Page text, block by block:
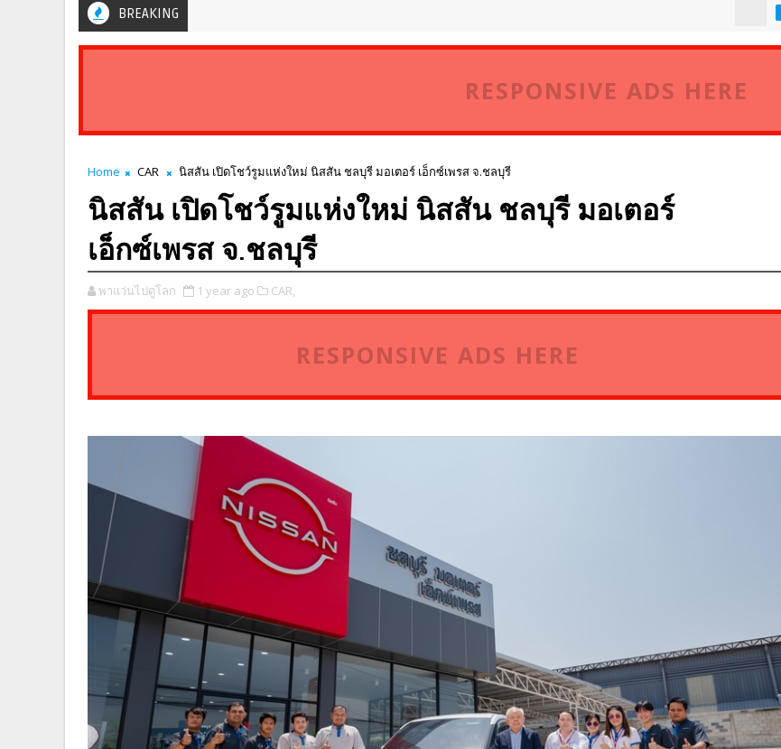
BREAKING
RESPONSIVE ADS HERE
Home CAR นิสสัน เปิดโชว์รูมแห่งใหม่ นิสสัน ชลบุรี มอเตอร์ เอ็กซ์เพรส จ.ชลบุรี
นิสสัน เปิดโชว์รูมแห่งใหม่ นิสสัน ชลบุรี มอเตอร์
เอ็กซ์เพรส จ.ชลบุรี
พาแว่นไปดูโลก 1 year ago CAR,
RESPONSIVE ADS HERE